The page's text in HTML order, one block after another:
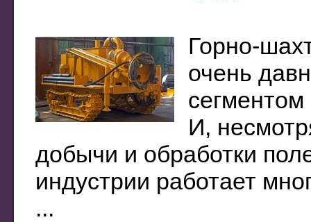
Горно-
очень
И,
добычи и обработки
индустрии работает
...